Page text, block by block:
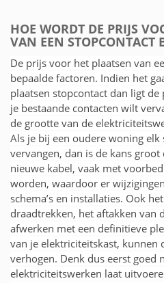
HOE WORDT DE PRIJS
VAN EEN STOPCONTACT
De prijs voor het plaatsen van
bepaalde factoren. Indien het
plaatsen stopcontact dan ligt
je bestaande contacten wilt
de grootte van de
Als je bij een oudere woning
vervangen, dan is de kans
nieuwe kabel, vaak met
worden, waardoor er
schema’s en installaties. Ook
draadtrekken, het aftakken van
afwerken met een definitieve
van je elektriciteitskast, kunnen
verhogen. Denk dus eerst goed
elektriciteitswerken laat